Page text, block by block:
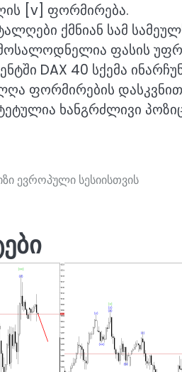
[v] ფორმირება.
ქმნიან სამ
ფასის
DAX 40 სქემა
ფორმირების დასკვნით
ხანგრძლივი
ევროპული სესიისთვის